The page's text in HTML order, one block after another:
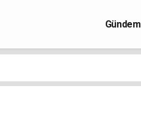
Gündem